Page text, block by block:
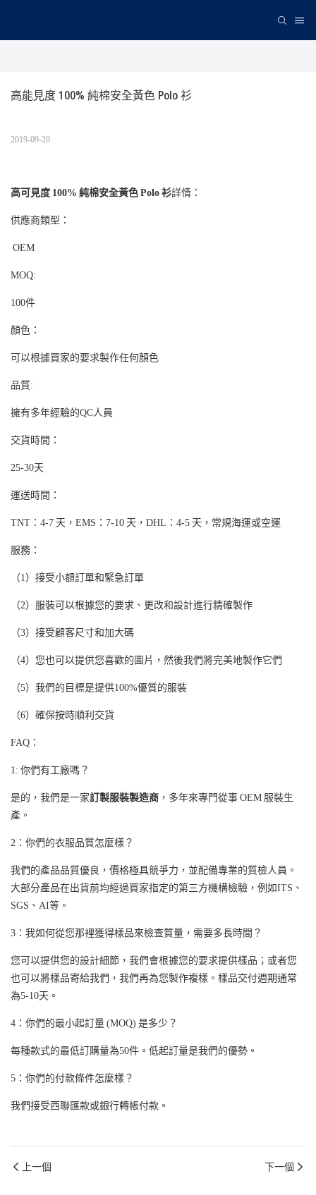
高能見度 100% 純棉安全黃色 Polo 衫
2019-09-20
高可見度 100% 純棉安全黃色 Polo 衫詳情：
供應商類型：
OEM
MOQ:
100件
顏色：
可以根據買家的要求製作任何顏色
品質:
擁有多年經驗的QC人員
交貨時間：
25-30天
運送時間：
TNT：4-7 天，EMS：7-10 天，DHL：4-5 天，常規海運或空運
服務：
（1）接受小額訂單和緊急訂單
（2）服裝可以根據您的要求、更改和設計進行精確製作
（3）接受顧客尺寸和加大碼
（4）您也可以提供您喜歡的圖片，然後我們將完美地製作它們
（5）我們的目標是提供100%優質的服裝
（6）確保按時順利交貨
FAQ：
1: 你們有工廠嗎？
是的，我們是一家訂製服裝製造商 ，多年來專門從事 OEM 服裝生
產。
2：你們的衣服品質怎麼樣？
我們的產品品質優良，價格極具競爭力，並配備專業的質檢人員。
大部分產品在出貨前均經過買家指定的第三方機構檢驗，例如ITS、
SGS、AI等。
3：我如何從您那裡獲得樣品來檢查質量，需要多長時間？
您可以提供您的設計細節，我們會根據您的要求提供樣品；或者您
也可以將樣品寄給我們，我們再為您製作複樣。樣品交付週期通常
為5-10天。
4：你們的最小起訂量 (MOQ) 是多少？
每種款式的最低訂購量為50件。低起訂量是我們的優勢。
5：你們的付款條件怎麼樣？
我們接受西聯匯款或銀行轉帳付款。
上一個 下一個